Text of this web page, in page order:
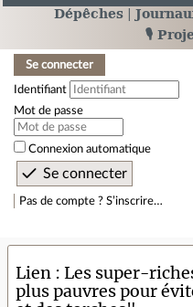
Dépêches
🎙️
Se connecter
Identifiant
Mot de passe
Connexion automatique
Pas de compte ? S’inscrire…
Lien
Les super-
plus pauvres pour